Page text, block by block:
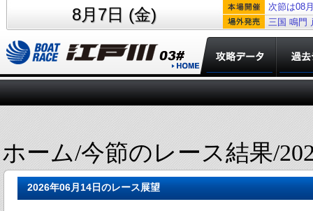
8月7日 (金)
次節は08
三国 鳴門
ホーム/今節のレース結果/
2026年06月14日のレース展望